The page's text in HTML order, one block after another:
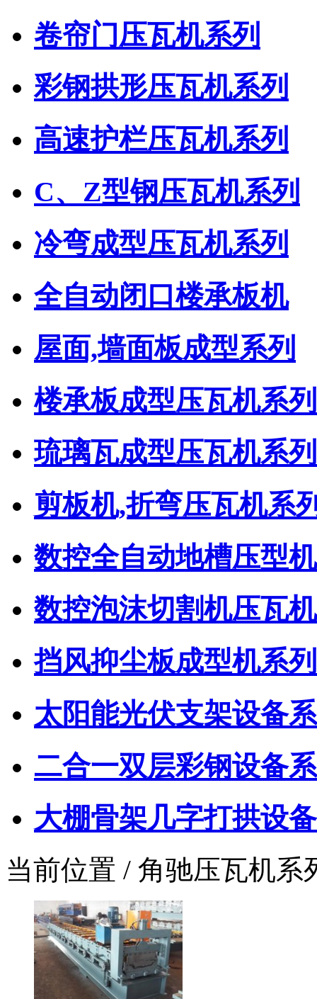
卷帘门压瓦机系列
彩钢拱形压瓦机系列
高速护栏压瓦机系列
C、Z型钢压瓦机系列
冷弯成型压瓦机系列
全自动闭口楼承板机
屋面,墙面板成型系列
楼承板成型压瓦机系列
琉璃瓦成型压瓦机系列
剪板机,折弯压瓦机系
数控全自动地槽压型机
数控泡沫切割机压瓦
挡风抑尘板成型机系列
太阳能光伏支架设备
二合一双层彩钢设备
大棚骨架几字打拱设
当前位置 / 角驰压瓦机系